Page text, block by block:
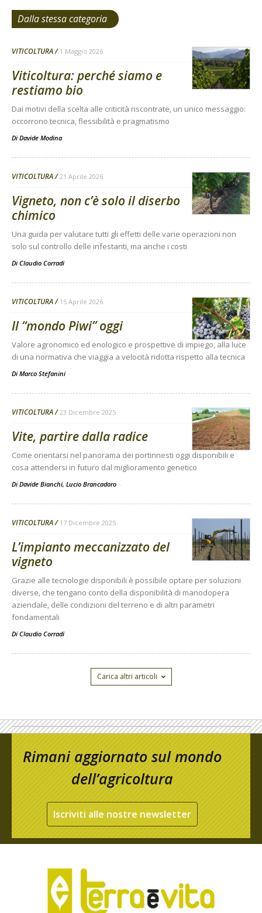
Dalla stessa categoria
VITICOLTURA 1 Maggio 2026
Viticoltura: perché siamo e
restiamo bio
Dai motivi della scelta alle criticità riscontrate, un unico messaggio:
occorrono tecnica, flessibilità e pragmatismo
Di Davide Modina
VITICOLTURA 21 Aprile 2026
Vigneto, non c’è solo il diserbo
chimico
Una guida per valutare tutti gli effetti delle varie operazioni non
solo sul controllo delle infestanti, ma anche i costi
Di Claudio Corradi
VITICOLTURA 15 Aprile 2026
Il “mondo Piwi” oggi
Valore agronomico ed enologico e prospettive di impiego, alla luce
di una normativa che viaggia a velocità ridotta rispetto alla tecnica
Di Marco Stefanini -
VITICOLTURA 23 Dicembre 2025
Vite, partire dalla radice
Come orientarsi nel panorama dei portinnesti oggi disponibili e
cosa attendersi in futuro dal miglioramento genetico
Di Davide Bianchi, Lucio Brancadoro -
VITICOLTURA 17 Dicembre 2025
L’impianto meccanizzato del
vigneto
Grazie alle tecnologie disponibili è possibile optare per soluzioni
diverse, che tengano conto della disponibilità di manodopera
aziendale, delle condizioni del terreno e di altri parametri
fondamentali
Di Claudio Corradi
Carica altri articoli
Rimani aggiornato sul mondo
dell’agricoltura
Iscriviti alle nostre newsletter